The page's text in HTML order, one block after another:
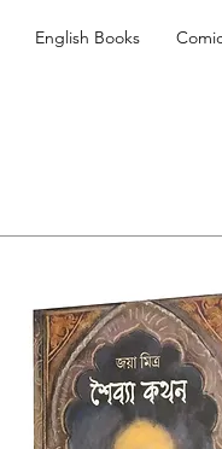
English Books